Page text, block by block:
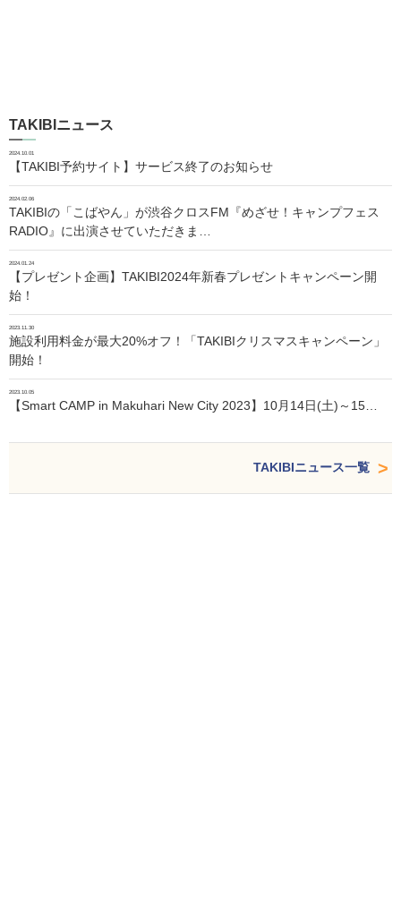
TAKIBIニュース
2024.10.01
【TAKIBI予約サイト】サービス終了のお知らせ
2024.02.06
TAKIBIの「こばやん」が渋谷クロスFM『めざせ！キャンプフェス
RADIO』に出演させていただきま…
2024.01.24
【プレゼント企画】TAKIBI2024年新春プレゼントキャンペーン開
始！
2023.11.30
施設利用料金が最大20%オフ！「TAKIBIクリスマスキャンペーン」
開始！
2023.10.05
【Smart CAMP in Makuhari New City 2023】10月14日(土)～15…
TAKIBIニュース一覧